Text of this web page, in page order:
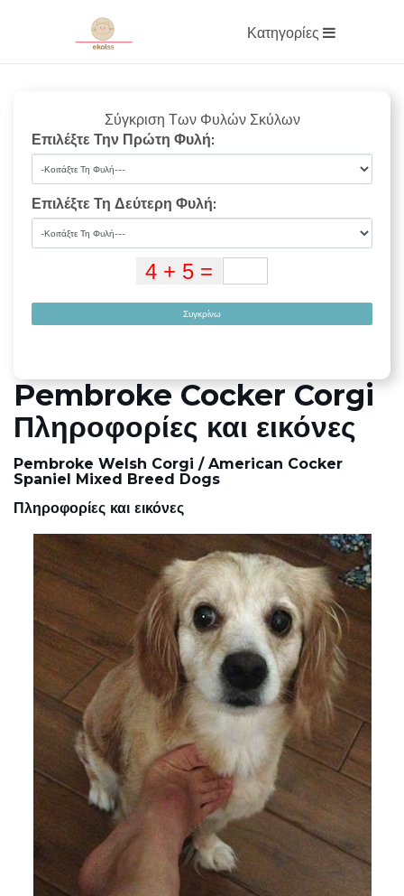
Κατηγορίες
Σύγκριση Των Φυλών Σκύλων
Επιλέξτε Την Πρώτη Φυλή:
Επιλέξτε Τη Δεύτερη Φυλή:
Συγκρίνω
Pembroke Cocker Corgi
Πληροφορίες και εικόνες
Pembroke Welsh Corgi / American Cocker
Spaniel Mixed Breed Dogs
Πληροφορίες και εικόνες